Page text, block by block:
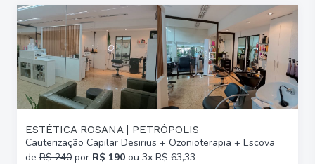
ESTÉTICA ROSANA | PETRÓPOLIS
Cauterização Capilar Desirius + Ozonioterapia + Escova
de R$ 240 por R$ 190 ou 3x R$ 63,33